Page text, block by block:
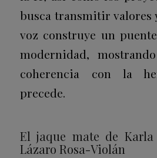
busca transmitir valores
voz construye un
modernidad,
coherencia con la
precede.
El jaque mate de Karla
Lázaro Rosa-Violán